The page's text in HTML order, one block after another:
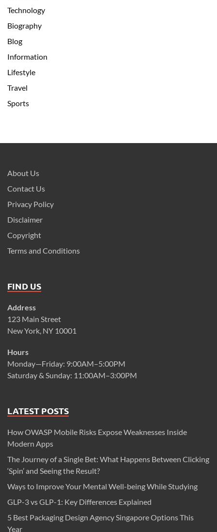
Technology
Biography
Blog
Information
Lifestyle
Travel
Sports
About Us
Contact Us
Privacy Policy
Disclaimer
Copyright
Terms and Conditions
FIND US
Address
123 Main Street
New York, NY 10001
Hours
Monday—Friday: 9:00AM–5:00PM
Saturday & Sunday: 11:00AM–3:00PM
LATEST POSTS
How OWASP Mobile Risks Expose Weaknesses Inside
Modern Apps
The Journey of a Single Bet: What Happens Between Clicking
‘Spin’ and Seeing the Result?
Ways to Improve Your Mental Well-being While Studying
GLP-3 vs GLP-1: Key Differences Explained
5 Best Packaging Design Agency Singapore Options This
Year